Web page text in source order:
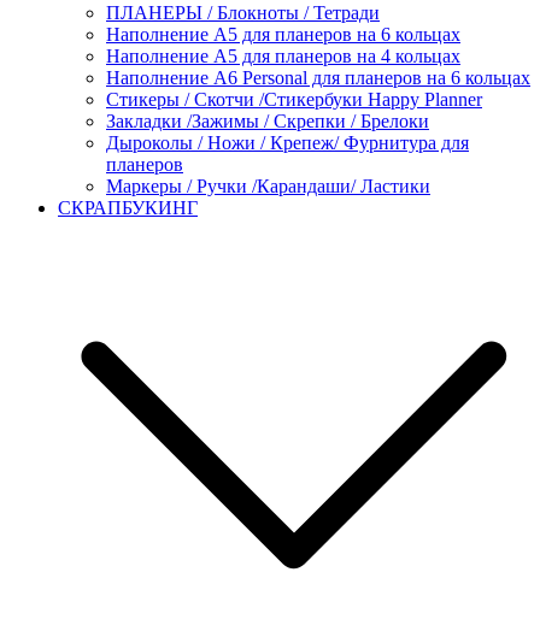
ПЛАНЕРЫ / Блокноты / Тетради
Наполнение А5 для планеров на 6 кольцах
Наполнение А5 для планеров на 4 кольцах
Наполнение А6 Personal для планеров на 6 кольцах
Стикеры / Скотчи /Стикербуки Happy Planner
Закладки /Зажимы / Скрепки / Брелоки
Дыроколы / Ножи / Крепеж/ Фурнитура для
планеров
Маркеры / Ручки /Карандаши/ Ластики
СКРАПБУКИНГ